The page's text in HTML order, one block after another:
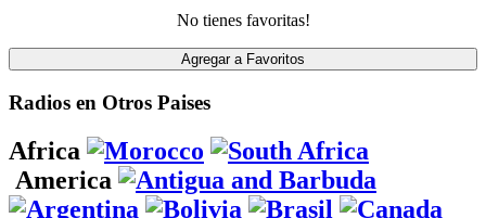
No tienes favoritas!
Radios en Otros Paises
Africa
America